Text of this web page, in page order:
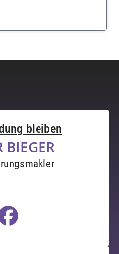
bleiben
BIEGER